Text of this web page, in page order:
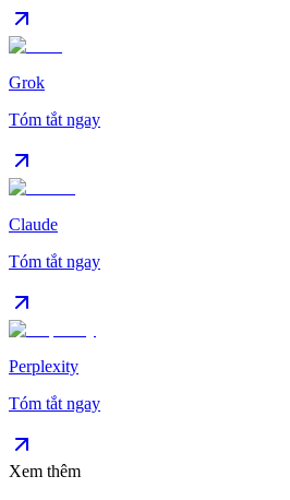
Grok
Tóm tắt ngay
Claude
Tóm tắt ngay
Perplexity
Tóm tắt ngay
Xem thêm